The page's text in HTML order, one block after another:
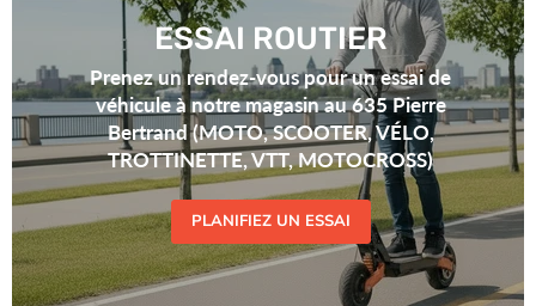
ESSAI ROUTIER
Prenez un rendez-vous pour un essai de
véhicule à notre magasin au 635 Pierre
Bertrand (MOTO, SCOOTER, VÉLO,
TROTTINETTE, VTT, MOTOCROSS)
PLANIFIEZ UN ESSAI